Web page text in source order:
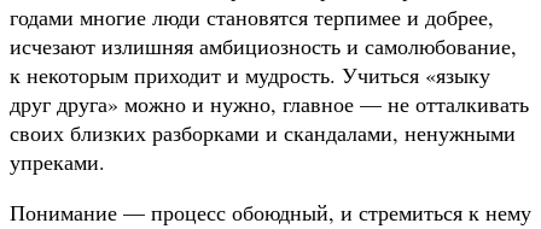
годами многие люди становятся терпимее и добрее,
исчезают излишняя амбициозность и самолюбование,
к некоторым приходит и мудрость. Учиться «языку
друг друга» можно и нужно, главное — не отталкивать
своих близких разборками и скандалами, ненужными
упреками.
Понимание — процесс обоюдный, и стремиться к нему